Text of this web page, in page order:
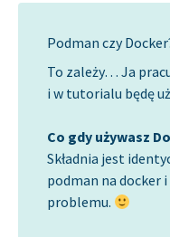
Podman czy
To zależy… Ja
i w tutorialu będę
Co gdy używasz
Składnia jest
podman na docker
problemu.